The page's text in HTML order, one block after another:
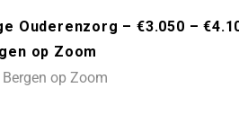
Ouderenzorg – €3.050 –
op Zoom
Bergen op Zoom